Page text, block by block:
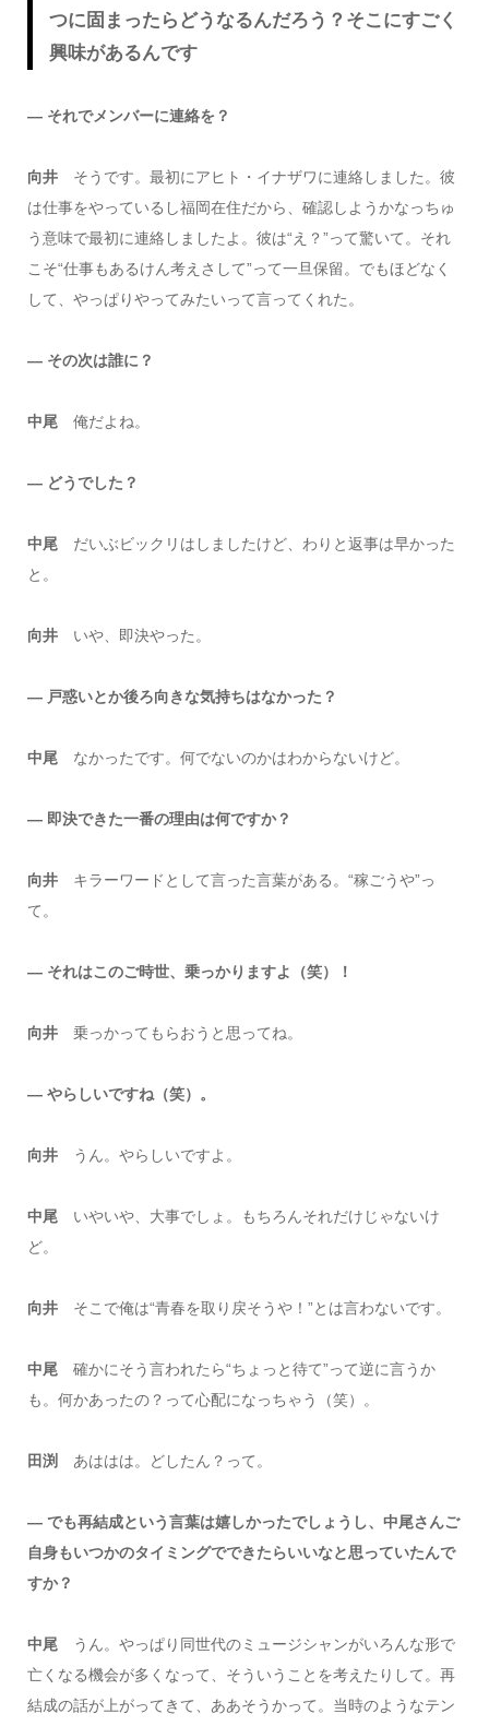
つに固まったらどうなるんだろう？そこにすごく
興味があるんです
― それでメンバーに連絡を？
向井 そうです。最初にアヒト・イナザワに連絡しました。彼
は仕事をやっているし福岡在住だから、確認しようかなっちゅ
う意味で最初に連絡しましたよ。彼は“え？”って驚いて。それ
こそ“仕事もあるけん考えさして”って一旦保留。でもほどなく
して、やっぱりやってみたいって言ってくれた。
― その次は誰に？
中尾 俺だよね。
― どうでした？
中尾 だいぶビックリはしましたけど、わりと返事は早かった
と。
向井 いや、即決やった。
― 戸惑いとか後ろ向きな気持ちはなかった？
中尾 なかったです。何でないのかはわからないけど。
― 即決できた一番の理由は何ですか？
向井 キラーワードとして言った言葉がある。“稼ごうや”っ
て。
― それはこのご時世、乗っかりますよ（笑）！
向井 乗っかってもらおうと思ってね。
― やらしいですね（笑）。
向井 うん。やらしいですよ。
中尾 いやいや、大事でしょ。もちろんそれだけじゃないけ
ど。
向井 そこで俺は“青春を取り戻そうや！”とは言わないです。
中尾 確かにそう言われたら“ちょっと待て”って逆に言うか
も。何かあったの？って心配になっちゃう（笑）。
田渕 あははは。どしたん？って。
― でも再結成という言葉は嬉しかったでしょうし、中尾さんご
自身もいつかのタイミングでできたらいいなと思っていたんで
すか？
中尾
うん。やっぱり同世代のミュージシャンがいろんな形で
亡くなる機会が多くなって、そういうことを考えたりして。再
結成の話が上がってきて、ああそうかって。当時のようなテン